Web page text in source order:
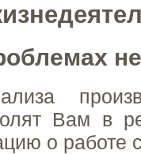
Вам в
о работе